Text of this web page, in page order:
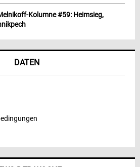
Kolumne #59: Heimsieg,
DATEN